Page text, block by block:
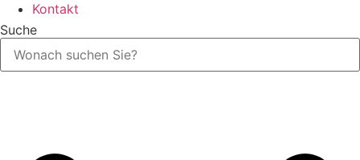
Kontakt
Suche